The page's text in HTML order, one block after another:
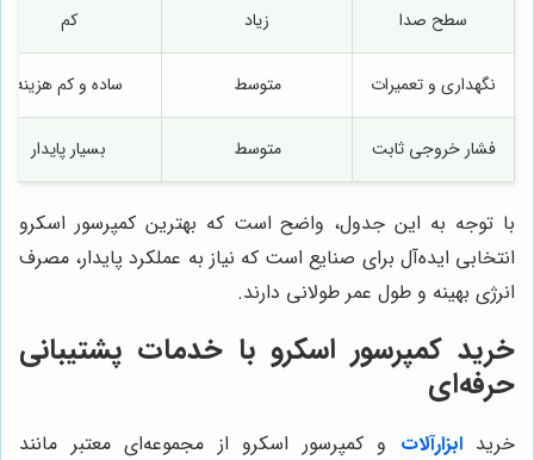
سطح صدا زیاد کم
نگهداری و تعمیرات متوسط ساده و کم هزینه
فشار خروجی ثابت متوسط بسیار پایدار
با توجه به این جدول، واضح است که بهترین کمپرسور اسکرو
انتخابی ایده‌آل برای صنایع است که نیاز به عملکرد پایدار، مصرف
انرژی بهینه و طول عمر طولانی دارند.
خرید کمپرسور اسکرو با خدمات پشتیبانی
حرفه‌ای
خریدابزارآلات و کمپرسور اسکرو از مجموعه‌ای معتبر مانند